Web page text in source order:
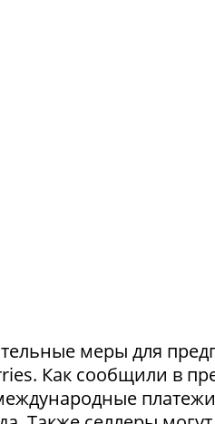
меры для
Как сообщили в